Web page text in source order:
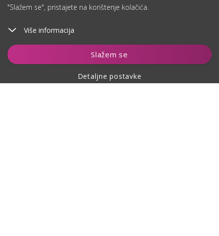
"Slažem se", pristajete na korištenje kolačića.
Više informacija
Slažem se
Detaljne postavke
Dodaj u košaricu